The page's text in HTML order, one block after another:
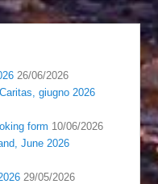
26/06/2026
giugno 2026
form 10/06/2026
June 2026
29/05/2026